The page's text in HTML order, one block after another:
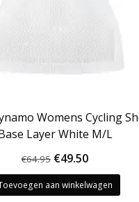
Womens Cycling
Layer White M/L
€64.95 Oorspronkelijke
prijs
was:
€49.50Huidige
prijs
is:
aan winkelwagen